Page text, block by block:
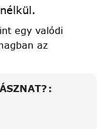
egy valódi
az